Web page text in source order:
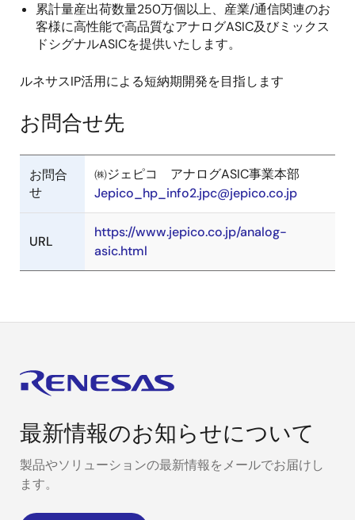
累計量産出荷数量250万個以上、産業/通信関連のお
客様に高性能で高品質なアナログASIC及びミックス
ドシグナルASICを提供いたします。
ルネサスIP活用による短納期開発を目指します
お問合せ先
お問合
せ
㈱ジェピコ アナログASIC事業本部
Jepico_hp_info2.jpc@jepico.co.jp
URL
https://www.jepico.co.jp/analog-
asic.html
最新情報のお知らせについて
製品やソリューションの最新情報をメールでお届けし
ます。